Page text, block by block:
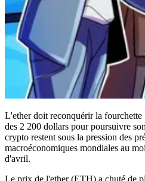
L'ether doit reconquérir la fourchette
des 2 200 dollars pour poursuivre
crypto restent sous la pression des
macroéconomiques mondiales au
d'avril.
Le prix de l'ether (ETH) a chuté de